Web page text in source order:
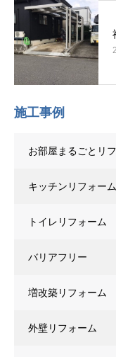
施工事例
お部屋まるごとリ
キッチンリフォーム
トイレリフォーム
バリアフリー
増改築リフォーム
外壁リフォーム